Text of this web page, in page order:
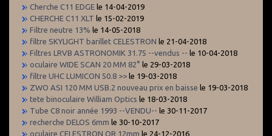
Cherche C11 EDGE le 14-04-2019
CHERCHE C11 XLT le 15-02-2019
Filtre neutre 13% le 14-05-2018
filtre SKYLIGHT barillet CELESTRON le 21-04-2018
Filtres LRVB ASTRONOMIK 31.75 --vendus -- le 10-04-2018
oculaire WIDE SCAN 20 MM 82° le 29-03-2018
filtre UHC LUMICON 50.8 >> le 19-03-2018
ZWO ASI 120 MM USB.2 nouveau prix en baisse le 19-03-2018
tete binoculaire William Optics le 18-03-2018
Tube C8 noir année 1993 --VENDU-- le 30-11-2017
recherche DELOS 6mm le 30-10-2017
oculaire CELESTRON OR 12mm le 24-12-2016